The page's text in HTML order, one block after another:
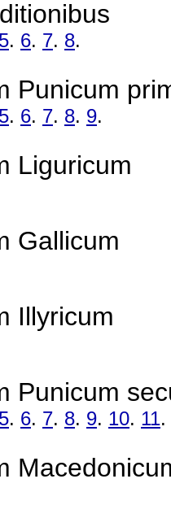
5. 6. 7. 8.
Punicum
5. 6. 7. 8. 9.
Liguricum
Gallicum
Illyricum
Punicum
5. 6. 7. 8. 9. 10. 11.